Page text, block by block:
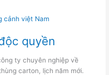
quyền
ty chuyên nghiệp về
carton, lịch năm mới.